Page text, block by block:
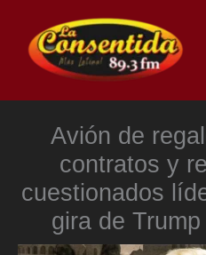
contenido
Avión de
contratos y
cuestionados
gira de